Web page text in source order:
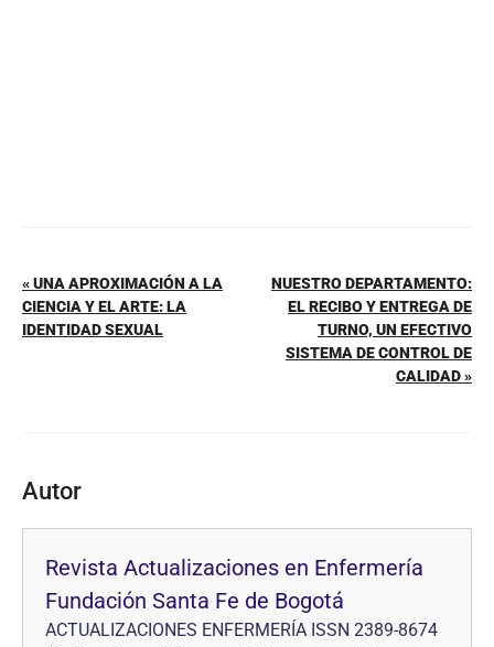
« UNA APROXIMACIÓN A LA
CIENCIA Y EL ARTE: LA
IDENTIDAD SEXUAL
NUESTRO DEPARTAMENTO:
EL RECIBO Y ENTREGA DE
TURNO, UN EFECTIVO
SISTEMA DE CONTROL DE
CALIDAD »
Autor
Revista Actualizaciones en Enfermería
Fundación Santa Fe de Bogotá
ACTUALIZACIONES ENFERMERÍA ISSN 2389-8674